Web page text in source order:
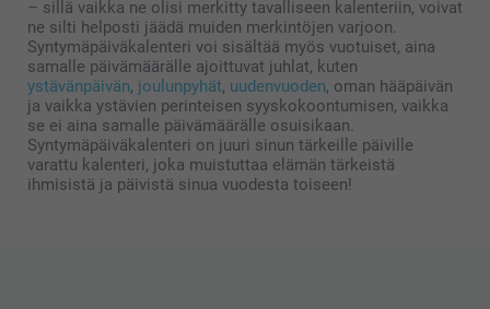
– sillä vaikka ne olisi merkitty tavalliseen kalenteriin, voivat
ne silti helposti jäädä muiden merkintöjen varjoon.
Syntymäpäiväkalenteri voi sisältää myös vuotuiset, aina
samalle päivämäärälle ajoittuvat juhlat, kuten
ystävänpäivän, joulunpyhät, uudenvuoden, oman hääpäivän
ja vaikka ystävien perinteisen syyskokoontumisen, vaikka
se ei aina samalle päivämäärälle osuisikaan.
Syntymäpäiväkalenteri on juuri sinun tärkeille päiville
varattu kalenteri, joka muistuttaa elämän tärkeistä
ihmisistä ja päivistä sinua vuodesta toiseen!